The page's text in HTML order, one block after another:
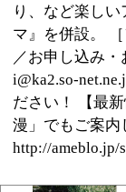
http://ameblo.jp/